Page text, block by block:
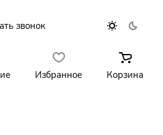
звонок
Избранное Корзина